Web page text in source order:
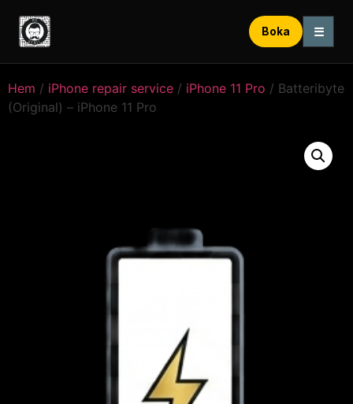
Boka ☰
Hem / iPhone repair service / iPhone 11 Pro / Batteribyte
(Original) – iPhone 11 Pro